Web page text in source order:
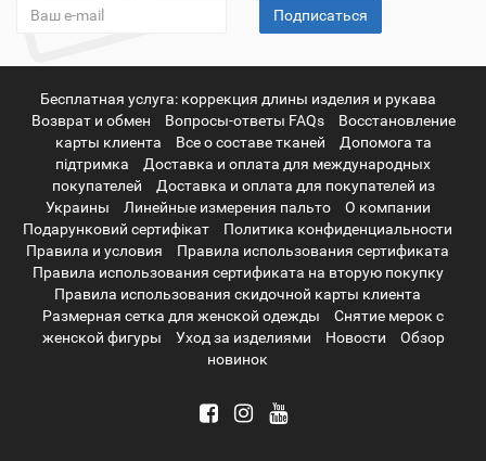
Подписаться
Бесплатная услуга: коррекция длины изделия и рукава
Возврат и обмен
Вопросы-ответы FAQs
Восстановление
карты клиента
Все о составе тканей
Допомога та
підтримка
Доставка и оплата для международных
покупателей
Доставка и оплата для покупателей из
Украины
Линейные измерения пальто
О компании
Подарунковий сертифікат
Политика конфиденциальности
Правила и условия
Правила использования сертификата
Правила использования сертификата на вторую покупку
Правила использования скидочной карты клиента
Размерная сетка для женской одежды
Снятие мерок с
женской фигуры
Уход за изделиями Новости
Обзор
новинок